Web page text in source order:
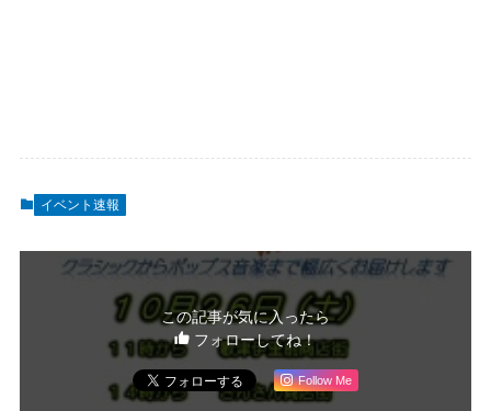
イベント速報
この記事が気に入ったら
フォローしてね！
Follow Me